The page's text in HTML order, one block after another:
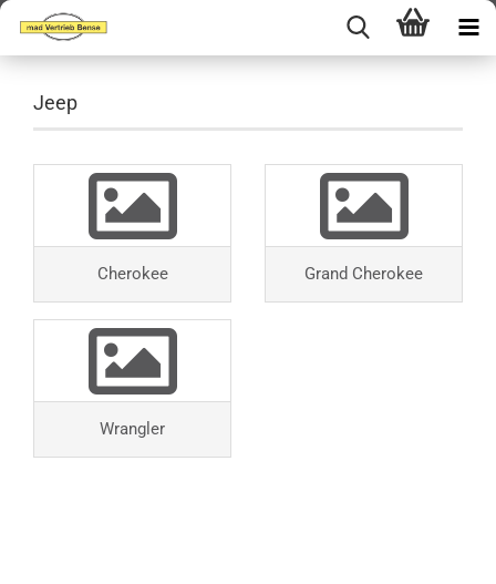
Jeep
Cherokee Grand Cherokee
Wrangler